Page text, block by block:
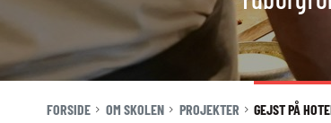
INDSATS
MOD
CHIKANE
TIDLIGERE
FORSIDE OM SKOLEN PROJEKTER GEJST PÅ